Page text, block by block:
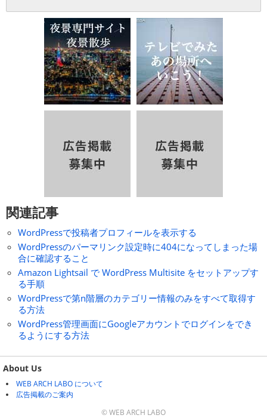
関連記事
WordPressで投稿者プロフィールを表示する
WordPressのパーマリンク設定時に404になってしまった場
合に確認すること
Amazon Lightsail で WordPress Multisite をセットアップす
る手順
WordPressで第n階層のカテゴリー情報のみをすべて取得す
る方法
WordPress管理画面にGoogleアカウントでログインをでき
るようにする方法
About Us
WEB ARCH LABO について
広告掲載のご案内
© WEB ARCH LABO